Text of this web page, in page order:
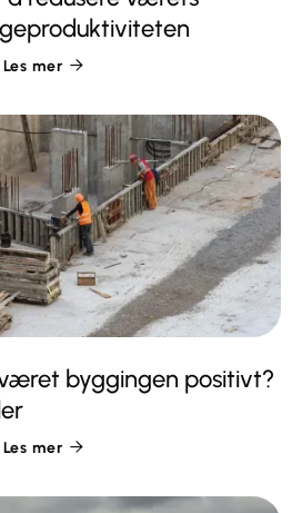
Les mer 
byggingen positivt?
Les mer 